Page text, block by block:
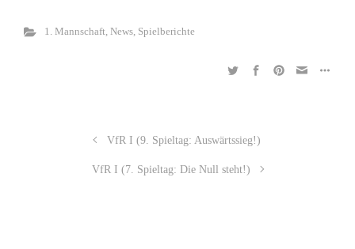
1. Mannschaft, News, Spielberichte
VfR I (9. Spieltag: Auswärtssieg!)
VfR I (7. Spieltag: Die Null steht!)